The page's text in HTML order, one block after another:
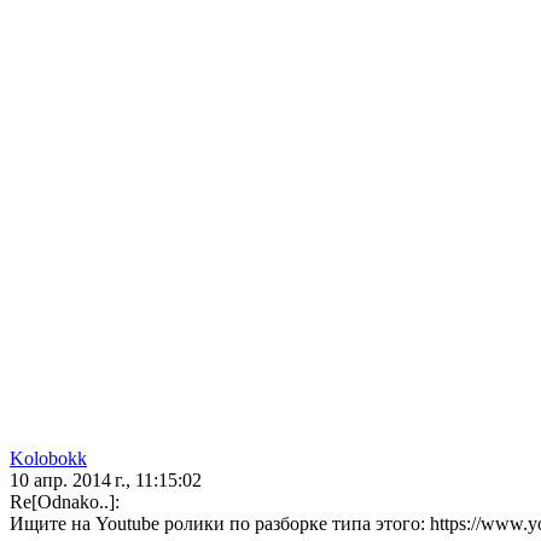
Kolobokk
10 апр. 2014 г., 11:15:02
Re[Odnako..]:
Ищите на Youtube ролики по разборке типа этого: https://